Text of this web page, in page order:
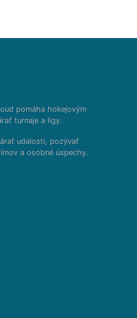
pomáha hokejovým
turnaje a ligy.
udalosti, pozývať
a osobné úspechy.